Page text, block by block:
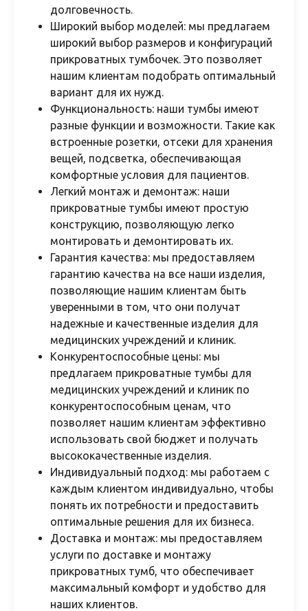
долговечность.
Широкий выбор моделей: мы предлагаем
широкий выбор размеров и конфигураций
прикроватных тумбочек. Это позволяет
нашим клиентам подобрать оптимальный
вариант для их нужд.
Функциональность: наши тумбы имеют
разные функции и возможности. Такие как
встроенные розетки, отсеки для хранения
вещей, подсветка, обеспечивающая
комфортные условия для пациентов.
Легкий монтаж и демонтаж: наши
прикроватные тумбы имеют простую
конструкцию, позволяющую легко
монтировать и демонтировать их.
Гарантия качества: мы предоставляем
гарантию качества на все наши изделия,
позволяющие нашим клиентам быть
уверенными в том, что они получат
надежные и качественные изделия для
медицинских учреждений и клиник.
Конкурентоспособные цены: мы
предлагаем прикроватные тумбы для
медицинских учреждений и клиник по
конкурентоспособным ценам, что
позволяет нашим клиентам эффективно
использовать свой бюджет и получать
высококачественные изделия.
Индивидуальный подход: мы работаем с
каждым клиентом индивидуально, чтобы
понять их потребности и предоставить
оптимальные решения для их бизнеса.
Доставка и монтаж: мы предоставляем
услуги по доставке и монтажу
прикроватных тумб, что обеспечивает
максимальный комфорт и удобство для
наших клиентов.